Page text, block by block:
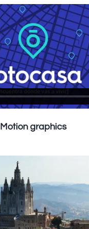
Motion graphics